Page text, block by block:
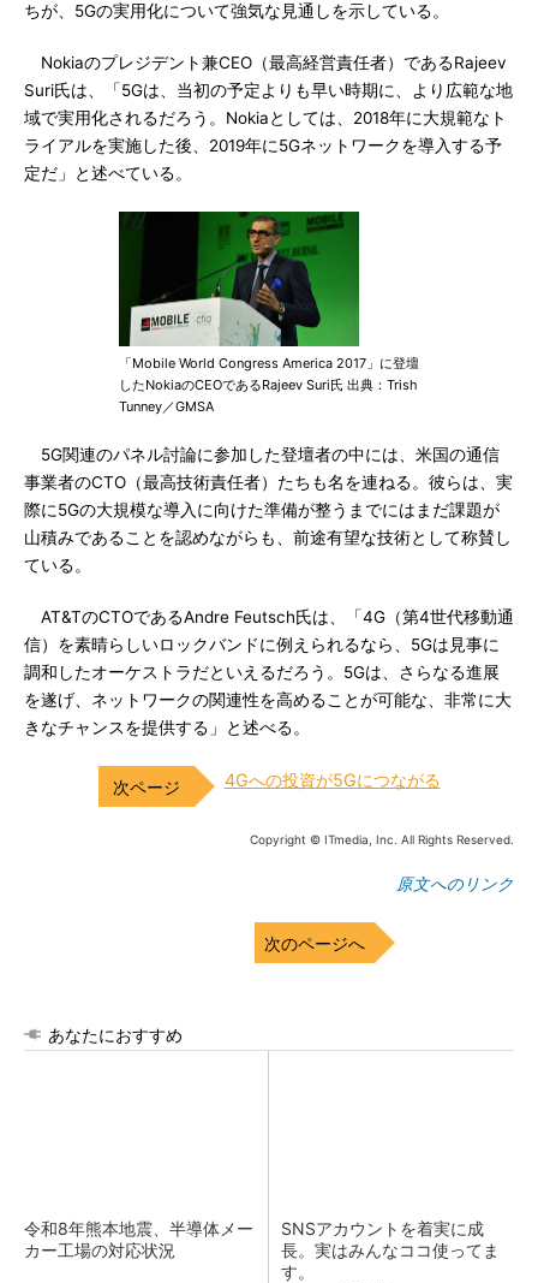
ちが、5Gの実用化について強気な見通しを示している。
Nokiaのプレジデント兼CEO（最高経営責任者）であるRajeev
Suri氏は、「5Gは、当初の予定よりも早い時期に、より広範な地
域で実用化されるだろう。Nokiaとしては、2018年に大規範なト
ライアルを実施した後、2019年に5Gネットワークを導入する予
定だ」と述べている。
「Mobile World Congress America 2017」に登壇
したNokiaのCEOであるRajeev Suri氏 出典：Trish
Tunney／GMSA
5G関連のパネル討論に参加した登壇者の中には、米国の通信
事業者のCTO（最高技術責任者）たちも名を連ねる。彼らは、実
際に5Gの大規模な導入に向けた準備が整うまでにはまだ課題が
山積みであることを認めながらも、前途有望な技術として称賛し
ている。
AT&TのCTOであるAndre Feutsch氏は、「4G（第4世代移動通
信）を素晴らしいロックバンドに例えられるなら、5Gは見事に
調和したオーケストラだといえるだろう。5Gは、さらなる進展
を遂げ、ネットワークの関連性を高めることが可能な、非常に大
きなチャンスを提供する」と述べる。
4Gへの投資が5Gにつながる
Copyright © ITmedia, Inc. All Rights Reserved.
原文へのリンク
次のページへ
あなたにおすすめ
令和8年熊本地震、半導体メー
カー工場の対応状況
SNSアカウントを着実に成
長。実はみんなココ使ってま
す。